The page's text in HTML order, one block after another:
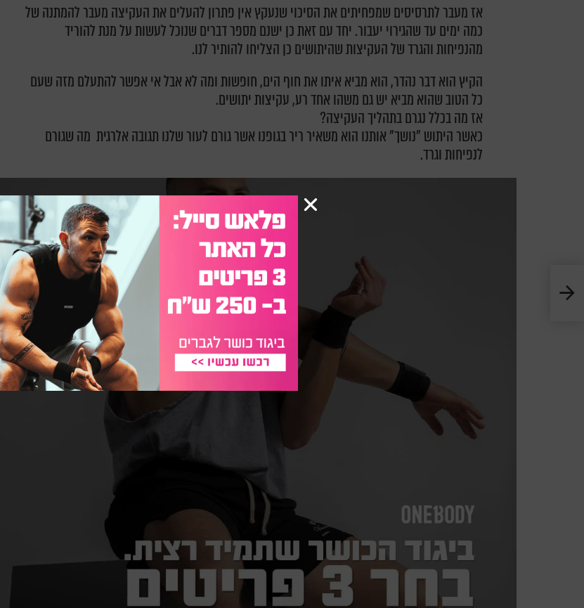
אז מעבר לתרסיסים שמפחיתים את הסיכוי שנעקץ אין פתרון להעלים את העקיצה מעבר להמתנה של
כמה ימים עד שהגירוי יעבור. יחד עם זאת כן ישנם מספר דברים שנוכל לעשות על מנת להוריד
מהנפיחות והגרד של העקיצות שהיתושים כן הצליחו להותיר לנו.
הקיץ הוא דבר נהדר, הוא מביא איתו את חוף הים, חופשות ומה לא אבל אי אפשר להתעלם מזה שעם
כל הטוב שהוא מביא יש גם משהו אחד רע, עקיצות יתושים.
אז מה בכלל נגרם בתהליך העקיצה?
כאשר היתוש "נושך" אותנו הוא משאיר ריר בגופנו אשר גורם לעור שלנו תגובה אלרגית מה שגורם
לנפיחות וגרד.